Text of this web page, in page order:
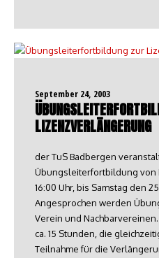
September 24, 2003
LIZENZVERLÄNGERUNG
der TuS Badbergen
Übungsleiterfortbildung von
16:00 Uhr, bis Samstag den
Angesprochen werden
Verein und
ca. 15 Stunden, die
Teilnahme für die